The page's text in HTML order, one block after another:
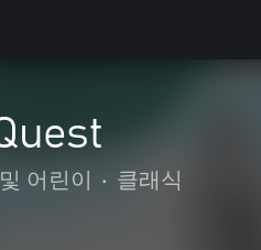
어린이 • 클래식